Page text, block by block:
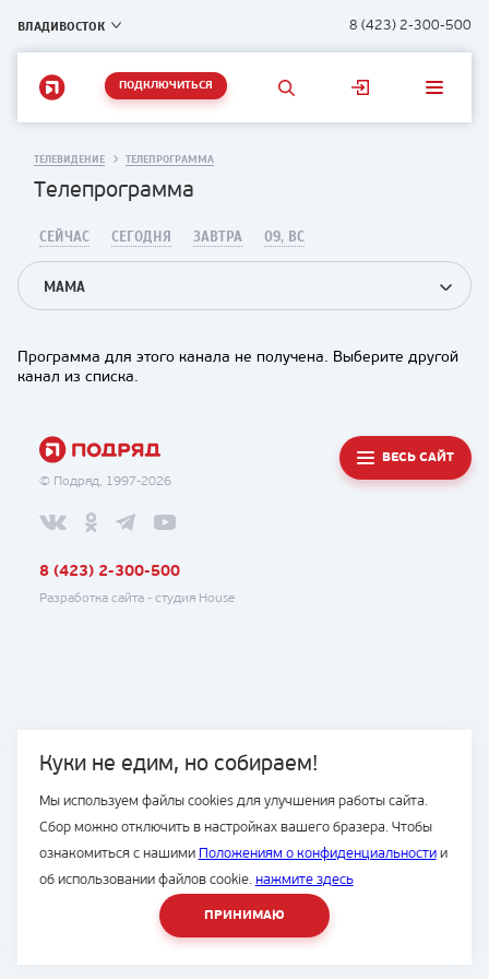
ВЛАДИВОСТОК 8 (423) 2-300-500
ПОДКЛЮЧИТЬСЯ
Куки не едим, но собираем!
Мы используем файлы cookies для улучшения работы сайта.
Сбор можно отключить в настройках вашего бразера. Чтобы
ознакомиться с нашими Положениям о конфиденциальностии
об использовании файлов cookie. нажмите здесь
ПРИНИМАЮ
ТЕЛЕВИДЕНИЕ ТЕЛЕПРОГРАММА
Телепрограмма
СЕЙЧАС СЕГОДНЯ ЗАВТРА 09, ВС
МАМА
Программа для этого канала не получена. Выберите другой
канал из списка.
© Подряд, 1997-2026
ВЕСЬ САЙТ
8 (423) 2-300-500
Разработка сайта - студия House